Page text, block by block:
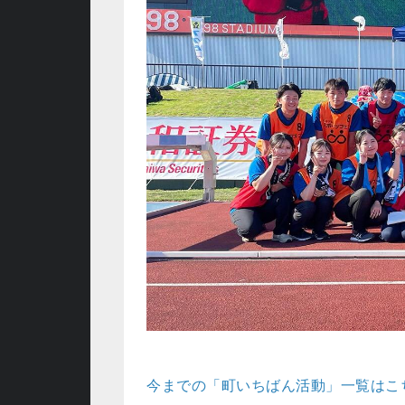
今までの「町いちばん活動」一覧はこ